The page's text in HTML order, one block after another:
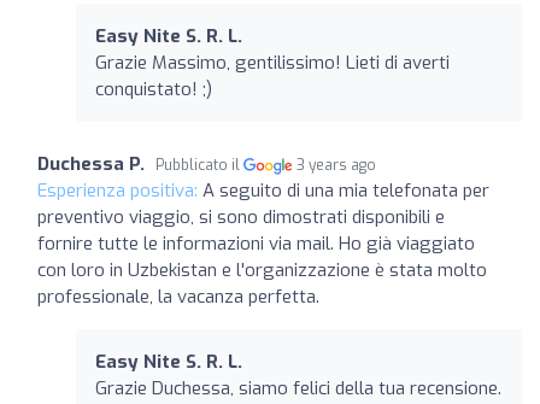
Easy Nite S. R. L.
Grazie Massimo, gentilissimo! Lieti di averti
conquistato! ;)
Duchessa P. Pubblicato il 3 years ago
Esperienza positiva: A seguito di una mia telefonata per
preventivo viaggio, si sono dimostrati disponibili e
fornire tutte le informazioni via mail. Ho già viaggiato
con loro in Uzbekistan e l'organizzazione è stata molto
professionale, la vacanza perfetta.
Easy Nite S. R. L.
Grazie Duchessa, siamo felici della tua recensione.